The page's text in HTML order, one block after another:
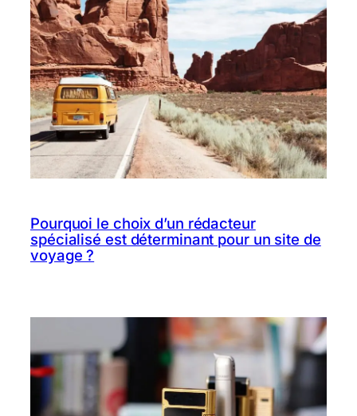
Pourquoi le choix d’un rédacteur
spécialisé est déterminant pour un site de
voyage ?